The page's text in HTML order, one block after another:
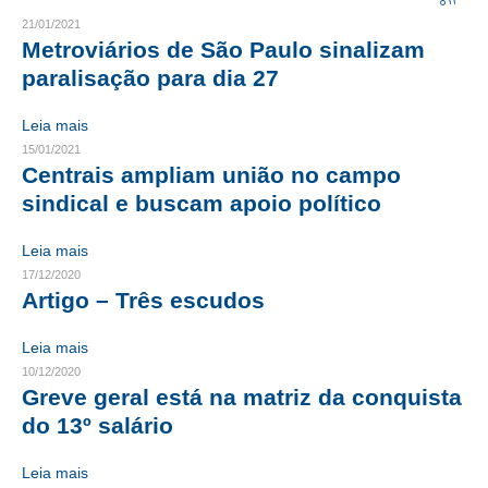
CRESCE BRASIL
CONSELHO TECNOLÓGICO
HISTÓRICO E ATUAÇÃO
COMPOSIÇÃO
CONSELHOS ASSESSORES
PERSONALIDADES DA TECNOLOGIA
NÚCLEO DA MULHER ENGENHEIRA
TRANSPARÊNCIA
JURÍDICO
CONSULTORIA
ACORDOS, CONVENÇÕES E DISSÍDIOS
21/01/2021
Metroviários de São Paulo sinalizam
paralisação para dia 27
Leia mais
15/01/2021
Centrais ampliam união no campo
sindical e buscam apoio político
Leia mais
17/12/2020
Artigo – Três escudos
Leia mais
10/12/2020
Greve geral está na matriz da conquista
do 13º salário
Leia mais